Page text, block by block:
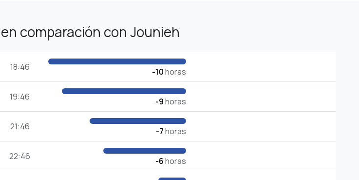
comparación con Jounieh
18:46 -10horas
19:46 -9horas
21:46 -7horas
22:46 -6horas